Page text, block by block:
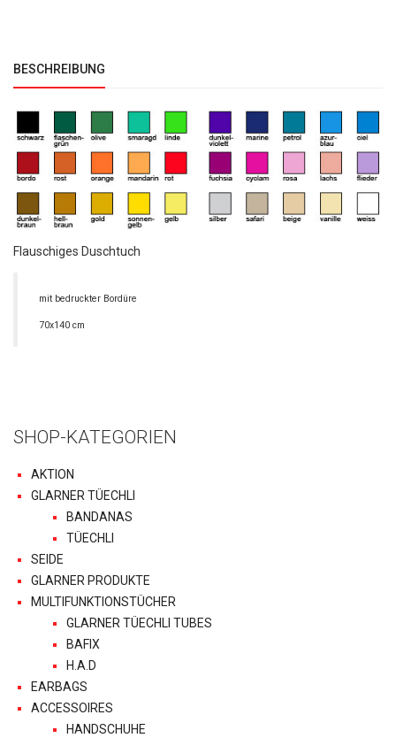
BESCHREIBUNG
Flauschiges Duschtuch
mit bedruckter Bordüre
70x140 cm
SHOP-KATEGORIEN
AKTION
GLARNER TÜECHLI
BANDANAS
TÜECHLI
SEIDE
GLARNER PRODUKTE
MULTIFUNKTIONSTÜCHER
GLARNER TÜECHLI TUBES
BAFIX
H.A.D
EARBAGS
ACCESSOIRES
HANDSCHUHE